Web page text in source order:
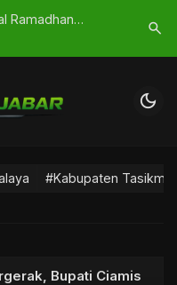
Ramadhan
Sapma
terhadap
search
dark_mode
#Kabupaten
Bupati Ciamis